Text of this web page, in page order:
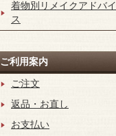
着物別リメイクアドバイ
ス
ご利用案内
ご注文
返品・お直し
お支払い